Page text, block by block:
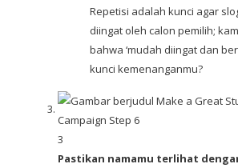
Repetisi adalah kunci agar
diingat oleh calon pemilih;
bahwa ‘mudah diingat dan
kunci kemenanganmu?
3
Pastikan namamu terlihat